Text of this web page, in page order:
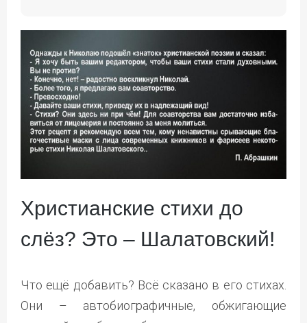
Христианские стихи до
слёз? Это – Шалатовский!
Что ещё добавить? Всё сказано в его стихах.
Они – автобиографичные, обжигающие